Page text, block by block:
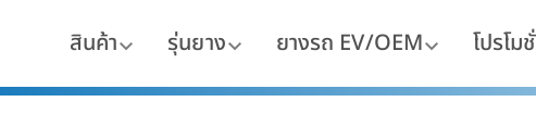
สินค้า รุ่นยาง ยางรถ EV/OEM โปรโม